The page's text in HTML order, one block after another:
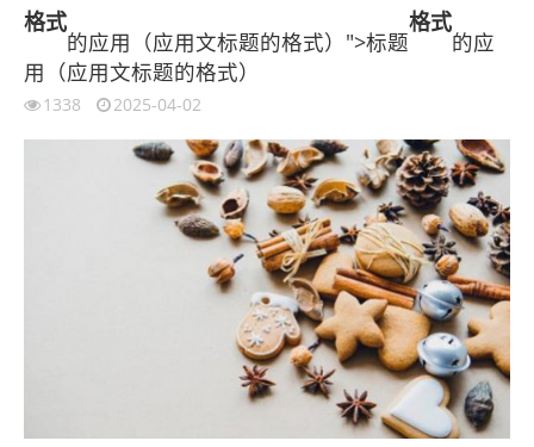
格式
的应用（应用文标题的格式）">标题
格式
的应
用（应用文标题的格式）
1338 2025-04-02